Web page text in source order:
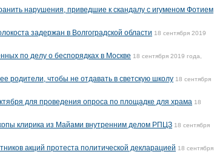
нарушения, приведшие к скандалу с игуменом Фотием
задержан в Волгоградской области 18 сентября 2019
по делу о беспорядках в Москве 18 сентября 2019 года,
родители, чтобы не отдавать в светскую школу 18 сентября
для проведения опроса по площадке для храма 18
клирика из Майами внутренним делом РПЦЗ 18 сентября
акций протеста политической декларацией 18 сентября